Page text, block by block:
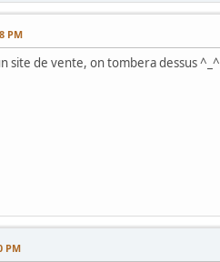
PM
site de vente, on tombera dessus ^_^
PM